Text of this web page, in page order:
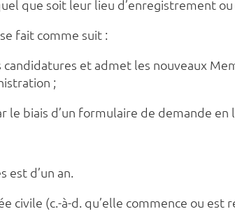
que soit leur lieu d’enregistrement ou
fait comme suit :
candidatures et admet les nouveaux
;
le biais d’un formulaire de demande en
est d’un an.
civile (c.-à-d. qu’elle commence ou